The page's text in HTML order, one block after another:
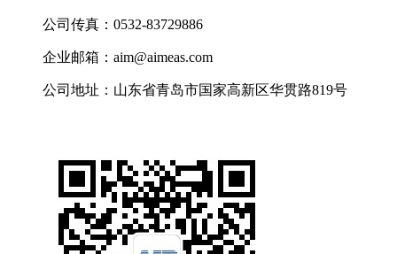
公司传真：0532-83729886
企业邮箱：aim@aimeas.com
公司地址：山东省青岛市国家高新区华贯路819号